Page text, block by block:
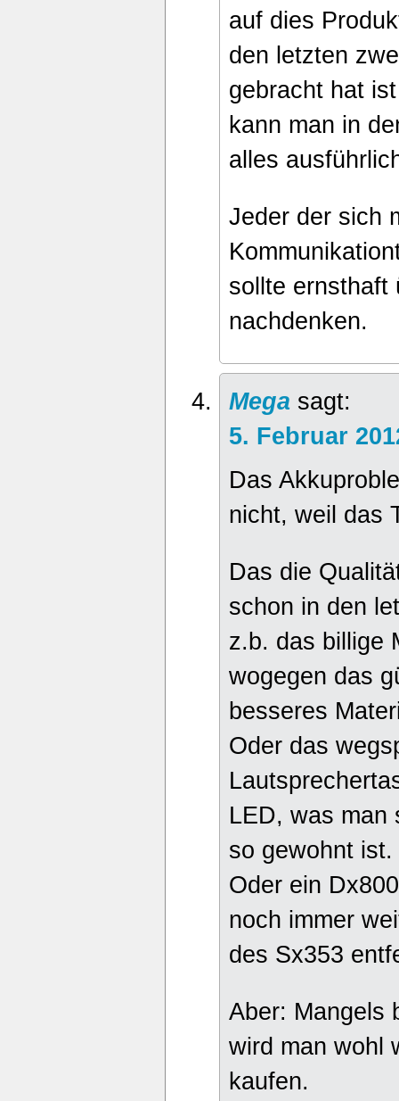
auf dies
den letzten
gebracht hat
kann man in
alles
Jeder der sich
sollte ernsthaft
nachdenken.
Mega sagt:
5. Februar
Das
nicht, weil das
Das die
schon in den
z.b. das billige
wogegen das
besseres
Oder das
LED, was man
so gewohnt ist.
Oder ein
noch immer
des Sx353
Aber: Mangels
wird man wohl
kaufen.